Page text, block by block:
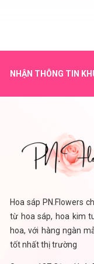
NHẬN THÔNG TIN
Hoa sáp PN.Flowers
từ hoa sáp, hoa kim
hoa, với hàng ngàn
tốt nhất thị trường